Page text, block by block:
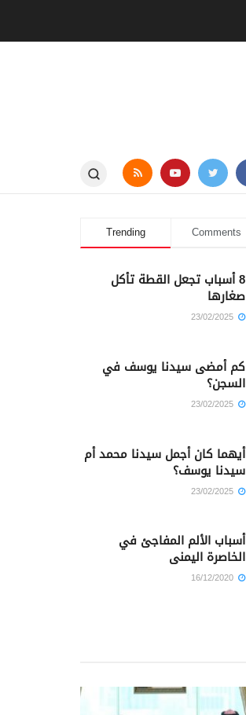
Trending Comments
8 أسباب تجعل القطة تأكل
صغارها
كم أمضى سيدنا يوسف في
السجن؟
أيهما كان أجمل سيدنا محمد أم
سيدنا يوسف؟
أسباب الألم المفاجئ في
الخاصرة اليمنى